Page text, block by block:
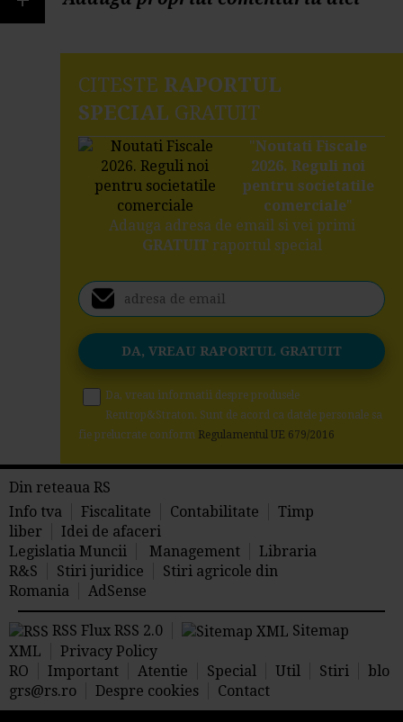
CITESTE RAPORTUL
SPECIAL GRATUIT
"Noutati Fiscale
2026. Reguli noi
pentru societatile
comerciale"
Adauga adresa de email si vei primi
GRATUITraportul special
Da, vreau informatii despre produsele
Rentrop&Straton. Sunt de acord ca datele personale sa
fie prelucrate conform Regulamentul UE 679/2016
Din reteaua RS
Info tva
Fiscalitate Contabilitate
Timp
liber
Idei de afaceri
Legislatia Muncii
Management
Libraria
R&S
Stiri juridice
Stiri agricole din
Romania
AdSense
RSS Flux RSS 2.0
Sitemap
XML
Privacy Policy
RO
Important Atentie Special Util Stiri
blo
grs@rs.ro
Despre cookies Contact